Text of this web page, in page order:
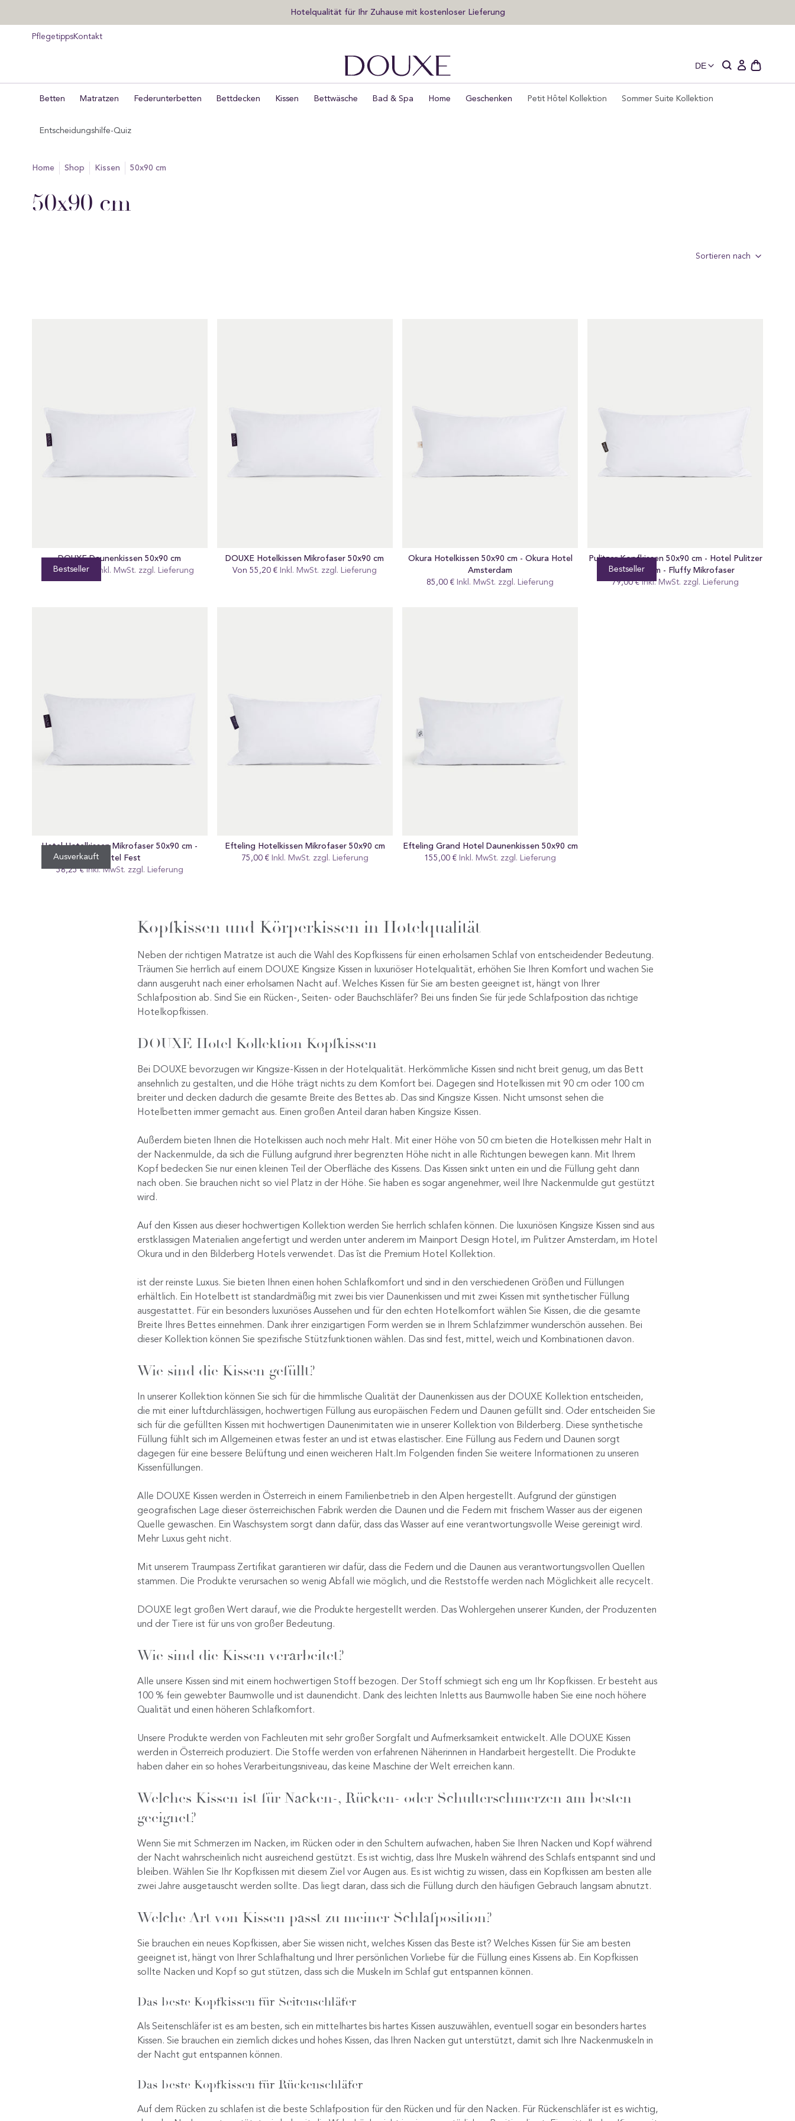
Exklusiven Vorabzugang zu Sales und Neuheiten sichern
PflegetippsKontakt
Betten Matratzen Federunterbetten Bettdecken Kissen Bettwäsche Bad & Spa Home Geschenken Petit Hôtel Kollektion Sommer Suite Kollektion
Entscheidungshilfe-Quiz
DE
des
home Shop kissen 50x90 cm
Sammlung:
50x90 cm
Sortieren nach
Bestseller
DOUXE Daunenkissen 50x90 cm
Regular
preis
Von 115,00 € Inkl. MwSt. zzgl. Lieferung
DOUXE Hotelkissen Mikrofaser 50x90 cm
Regular
Von 55,20 € Inkl. MwSt. zzgl. Lieferung
Okura Hotelkissen 50x90 cm - Okura Hotel
Amsterdam
Regular
85,00 € Inkl. MwSt. zzgl. Lieferung
Bestseller
Pulitzer Kopfkissen 50x90 cm - Hotel Pulitzer
Amsterdam - Fluffy Mikrofaser
Regular
79,00 € Inkl. MwSt. zzgl. Lieferung
Ausverkauft
Hotel Hotelkissen Mikrofaser 50x90 cm -
Mittel Fest
Regular
56,25 € Inkl. MwSt. zzgl. Lieferung
Efteling Hotelkissen Mikrofaser 50x90 cm
Regular
75,00 € Inkl. MwSt. zzgl. Lieferung
Efteling Grand Hotel Daunenkissen 50x90 cm
Regular
155,00 € Inkl. MwSt. zzgl. Lieferung
Kopfkissen und Körperkissen in Hotelqualität
Neben der richtigen Matratze ist auch die Wahl des Kopfkissens für einen erholsamen Schlaf von entscheidender Bedeutung.
Träumen Sie herrlich auf einem DOUXE Kingsize Kissen in luxuriöser Hotelqualität, erhöhen Sie Ihren Komfort und wachen Sie
dann ausgeruht nach einer erholsamen Nacht auf. Welches Kissen für Sie am besten geeignet ist, hängt von Ihrer
Schlafposition ab. Sind Sie ein Rücken-, Seiten- oder Bauchschläfer? Bei uns finden Sie für jede Schlafposition das richtige
Hotelkopfkissen.
DOUXE Hotel Kollektion Kopfkissen
Bei DOUXE bevorzugen wir Kingsize-Kissen in der Hotelqualität. Herkömmliche Kissen sind nicht breit genug, um das Bett
ansehnlich zu gestalten, und die Höhe trägt nichts zu dem Komfort bei. Dagegen sind Hotelkissen mit 90 cm oder 100 cm
breiter und decken dadurch die gesamte Breite des Bettes ab. Das sind Kingsize Kissen. Nicht umsonst sehen die
Hotelbetten immer gemacht aus. Einen großen Anteil daran haben Kingsize Kissen.
Außerdem bieten Ihnen die Hotelkissen auch noch mehr Halt. Mit einer Höhe von 50 cm bieten die Hotelkissen mehr Halt in
der Nackenmulde, da sich die Füllung aufgrund ihrer begrenzten Höhe nicht in alle Richtungen bewegen kann. Mit Ihrem
Kopf bedecken Sie nur einen kleinen Teil der Oberfläche des Kissens. Das Kissen sinkt unten ein und die Füllung geht dann
nach oben. Sie brauchen nicht so viel Platz in der Höhe. Sie haben es sogar angenehmer, weil Ihre Nackenmulde gut gestützt
wird.
Auf den Kissen aus dieser hochwertigen Kollektion werden Sie herrlich schlafen können. Die luxuriösen Kingsize Kissen sind aus
erstklassigen Materialien angefertigt und werden unter anderem im Mainport Design Hotel, im Pulitzer Amsterdam, im Hotel
Okura und in den Bilderberg Hotels verwendet. Das îst die Premium Hotel Kollektion.
ist der reinste Luxus. Sie bieten Ihnen einen hohen Schlafkomfort und sind in den verschiedenen Größen und Füllungen
erhältlich. Ein Hotelbett ist standardmäßig mit zwei bis vier Daunenkissen und mit zwei Kissen mit synthetischer Füllung
ausgestattet. Für ein besonders luxuriöses Aussehen und für den echten Hotelkomfort wählen Sie Kissen, die die gesamte
Breite Ihres Bettes einnehmen. Dank ihrer einzigartigen Form werden sie in Ihrem Schlafzimmer wunderschön aussehen. Bei
dieser Kollektion können Sie spezifische Stützfunktionen wählen. Das sind fest, mittel, weich und Kombinationen davon.
Wie sind die Kissen gefüllt?
In unserer Kollektion können Sie sich für die himmlische Qualität der Daunenkissen aus der DOUXE Kollektion entscheiden,
die mit einer luftdurchlässigen, hochwertigen Füllung aus europäischen Federn und Daunen gefüllt sind. Oder entscheiden Sie
sich für die gefüllten Kissen mit hochwertigen Daunenimitaten wie in unserer Kollektion von Bilderberg. Diese synthetische
Füllung fühlt sich im Allgemeinen etwas fester an und ist etwas elastischer. Eine Füllung aus Federn und Daunen sorgt
dagegen für eine bessere Belüftung und einen weicheren Halt.Im Folgenden finden Sie weitere Informationen zu unseren
Kissenfüllungen.
Alle DOUXE Kissen werden in Österreich in einem Familienbetrieb in den Alpen hergestellt. Aufgrund der günstigen
geografischen Lage dieser österreichischen Fabrik werden die Daunen und die Federn mit frischem Wasser aus der eigenen
Quelle gewaschen. Ein Waschsystem sorgt dann dafür, dass das Wasser auf eine verantwortungsvolle Weise gereinigt wird.
Mehr Luxus geht nicht.
Mit unserem Traumpass Zertifikat garantieren wir dafür, dass die Federn und die Daunen aus verantwortungsvollen Quellen
stammen. Die Produkte verursachen so wenig Abfall wie möglich, und die Reststoffe werden nach Möglichkeit alle recycelt.
DOUXE legt großen Wert darauf, wie die Produkte hergestellt werden. Das Wohlergehen unserer Kunden, der Produzenten
und der Tiere ist für uns von großer Bedeutung.
Wie sind die Kissen verarbeitet?
Alle unsere Kissen sind mit einem hochwertigen Stoff bezogen. Der Stoff schmiegt sich eng um Ihr Kopfkissen. Er besteht aus
100 % fein gewebter Baumwolle und ist daunendicht. Dank des leichten Inletts aus Baumwolle haben Sie eine noch höhere
Qualität und einen höheren Schlafkomfort.
Unsere Produkte werden von Fachleuten mit sehr großer Sorgfalt und Aufmerksamkeit entwickelt. Alle DOUXE Kissen
werden in Österreich produziert. Die Stoffe werden von erfahrenen Näherinnen in Handarbeit hergestellt. Die Produkte
haben daher ein so hohes Verarbeitungsniveau, das keine Maschine der Welt erreichen kann.
Welches Kissen ist für Nacken-, Rücken- oder Schulterschmerzen am besten
geeignet?
Wenn Sie mit Schmerzen im Nacken, im Rücken oder in den Schultern aufwachen, haben Sie Ihren Nacken und Kopf während
der Nacht wahrscheinlich nicht ausreichend gestützt. Es ist wichtig, dass Ihre Muskeln während des Schlafs entspannt sind und
bleiben. Wählen Sie Ihr Kopfkissen mit diesem Ziel vor Augen aus. Es ist wichtig zu wissen, dass ein Kopfkissen am besten alle
zwei Jahre ausgetauscht werden sollte. Das liegt daran, dass sich die Füllung durch den häufigen Gebrauch langsam abnutzt.
Welche Art von Kissen passt zu meiner Schlafposition?
Sie brauchen ein neues Kopfkissen, aber Sie wissen nicht, welches Kissen das Beste ist? Welches Kissen für Sie am besten
geeignet ist, hängt von Ihrer Schlafhaltung und Ihrer persönlichen Vorliebe für die Füllung eines Kissens ab. Ein Kopfkissen
sollte Nacken und Kopf so gut stützen, dass sich die Muskeln im Schlaf gut entspannen können.
Das beste Kopfkissen für Seitenschläfer
Als Seitenschläfer ist es am besten, sich ein mittelhartes bis hartes Kissen auszuwählen, eventuell sogar ein besonders hartes
Kissen. Sie brauchen ein ziemlich dickes und hohes Kissen, das Ihren Nacken gut unterstützt, damit sich Ihre Nackenmuskeln in
der Nacht gut entspannen können.
Das beste Kopfkissen für Rückenschläfer
Auf dem Rücken zu schlafen ist die beste Schlafposition für den Rücken und für den Nacken. Für Rückenschläfer ist es wichtig,